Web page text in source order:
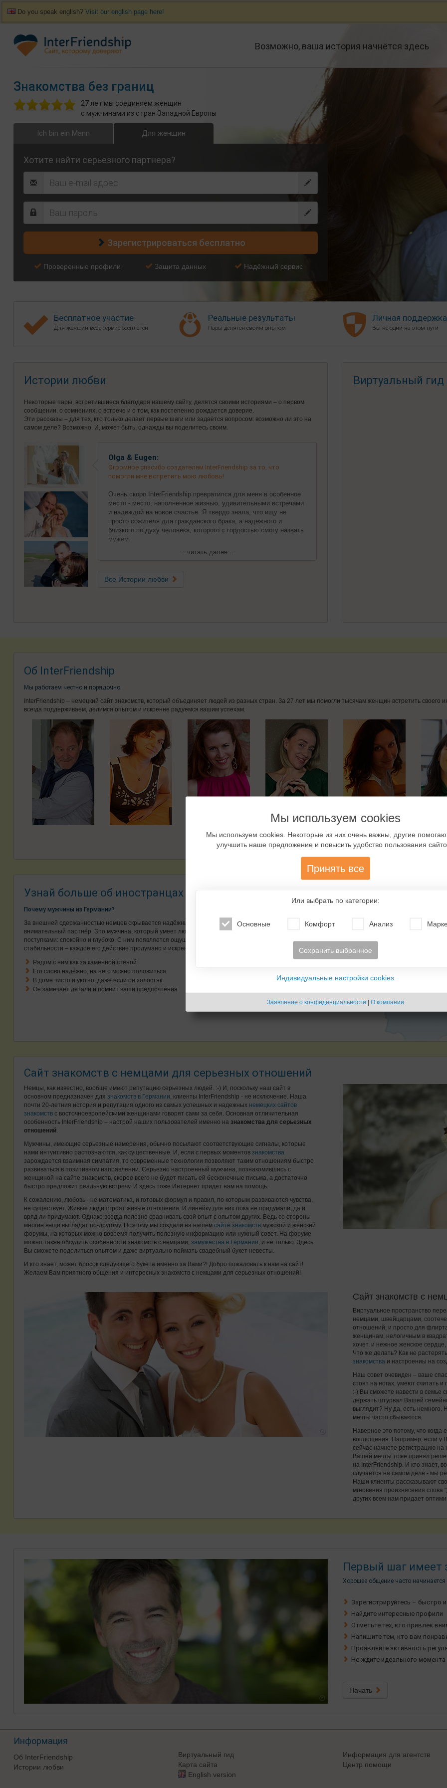
Do you speak english? Visit our english page here!
Знакомства без границ
27 лет мы соединяем женщин
с мужчинами из стран Западной Европы
Ich bin ein Mann Для женщин
Хотите найти серьезного партнера?
Зарегистрироваться бесплатно
Проверенные профили Защита данных Надёжный сервис
Бесплатное участие
Для женщин весь сервис бесплатен
Реальные результаты
Пары делятся своим опытом
Личная поддержка
Вы не одни на этом пути
Истории любви
Некоторые пары, встретившиеся благодаря нашему сайту, делятся своими историями – о первом
сообщении, о сомнениях, о встрече и о том, как постепенно рождается доверие.
Эти рассказы – для тех, кто только делает первые шаги или задаётся вопросом: возможно ли это на
самом деле? Возможно. И, может быть, однажды вы поделитесь своим.
Olga & Eugen:
Огромное спасибо создателям InterFriendship за то, что
помогли мне встретить мою любовь!
Очень скоро InterFriendship превратился для меня в особенное
место - место, наполненное жизнью, удивительными встречами
и надеждой на новое счастье. Я твердо знала, что ищу не
просто сожителя для гражданского брака, а надежного и
близкого по духу человека, которого с гордостью смогу назвать
мужем.
.. читать далее ..
Все Истории любви
Виртуальный гид
Об InterFriendship
Мы работаем честно и порядочно.
InterFriendship – немецкий сайт знакомств, который объединяет людей из разных стран. За 27 лет мы помогли тысячам женщин встретить
всегда поддерживаем, делимся опытом и искренне радуемся вашим успехам.
Узнай больше об иностранцах – Знакомства с немцами
Почему мужчины из Германии?
За внешней сдержанностью немцев скрывается надёжный и
внимательный партнёр. Это мужчина, который умеет любить
поступками: спокойно и глубоко. С ним появляется ощущение
стабильности – каждое его действие продумано и искренне.
Рядом с ним как за каменной стеной
Его слово надёжно, на него можно положиться
В доме чисто и уютно, даже если он холостяк
Он замечает детали и помнит ваши предпочтения
Сайт знакомств с немцами для серьезных отношений
Немцы, как известно, вообще имеют репутацию серьезных людей. :-) И, поскольку наш сайт в
основном предназначен для знакомств в Германии, клиенты InterFriendship - не исключение. Наша
почти 20-летния история и репутация одного из самых успешных и надежных немецких сайтов
знакомств с восточноевропейскими женщинами говорят сами за себя. Основная отличительная
особенность InterFriendship – настрой наших пользователей именно на знакомства для серьезных
отношений.
Мужчины, имеющие серьезные намерения, обычно посылают соответствующие сигналы, которые
нами интуитивно распознаются, как существенные. И, если с первых моментов знакомства
зарождается взаимная симпатия, то современные технологии позволяют таким отношениям быстро
развиваться в позитивном направлении. Серьезно настроенный мужчина, познакомившись с
женщиной на сайте знакомств, скорее всего не будет писать ей бесконечные письма, а достаточно
быстро предложит реальную встречу. И здесь тоже Интернет придет нам на помощь.
К сожалению, любовь - не математика, и готовых формул и правил, по которым развиваются чувства,
не существует. Живые люди строят живые отношения. И линейку для них пока не придумали, да и
вряд ли придумают. Однако всегда полезно сравнивать свой опыт с опытом других. Ведь со стороны
многие вещи выглядят по-другому. Поэтому мы создали на нашем сайте знакомств мужской и женский
форумы, на которых можно вовремя получить полезную информацию или нужный совет. На форуме
можно также обсудить особенности знакомств с немцами, замужества в Германии, и не только. Здесь
Вы сможете поделиться опытом и даже виртуально поймать свадебный букет невесты.
И кто знает, может бросок следующего букета именно за Вами?! Добро пожаловать к нам на сайт!
Желаем Вам приятного общения и интересных знакомств с немцами для серьезных отношений!
Сайт знакомств с
Виртуальное пространство
немцами, швейцарцами,
отношений, и просто для
женщинам, нелогичным в
хочет, и нежное женское
Что же делать? Как не
знакомства и настроениы на
Наш совет очевиден – ваше
стоят на ногах, умеют считать
:-) Вы сможете навести в семье
держать штурвал Вашей
выглядит? Ну да, есть немного.
мечты часто сбываются.
Наверное это потому, что когда
воплощения. Например, если у
сейчас начнете регистрацию
Вашей мечты тоже принял
на InterFriendship. И кто знает,
случается на самом деле - мы
Наши клиенты рассказывают
мгновения произнесения
других всем нам придает
Первый шаг имеет
Хорошее общение часто
Зарегистрируйтесь – быстро
Найдите интересные профили
Отметьте тех, кто привлек
Напишите тем, кто вам
Проявляйте активность
Не ждите идеального момента
Начать
Информация
Об InterFriendship
Истории любви
Виртуальный гид
Карта сайта
English version
Информация для агентств
Центр помощи
Возможно, ваша история начнётся здесь
Мы используем cookies
Мы используем cookies. Некоторые из них очень важны, другие
улучшить наше предложение и повысить удобство пользования
Принять все
Или выбрать по категории:
Основные Комфорт Анализ
Сохранить выбранное
Индивидуальные настройки cookies
Заявление о конфиденциальности | О компании